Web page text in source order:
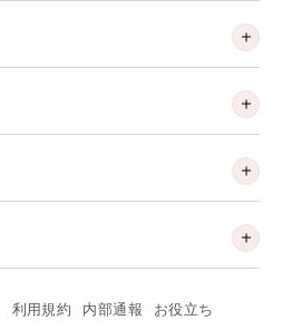
利用規約 内部通報 お役立ち